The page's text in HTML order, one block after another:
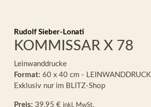
Rudolf Sieber-Lonati
KOMMISSAR X 78
Leinwanddrucke
Format: 60 x 40 cm - LEINWANDDRUCK
Exklusiv nur im BLITZ-Shop
Preis: 39,95 € inkl. MwSt.